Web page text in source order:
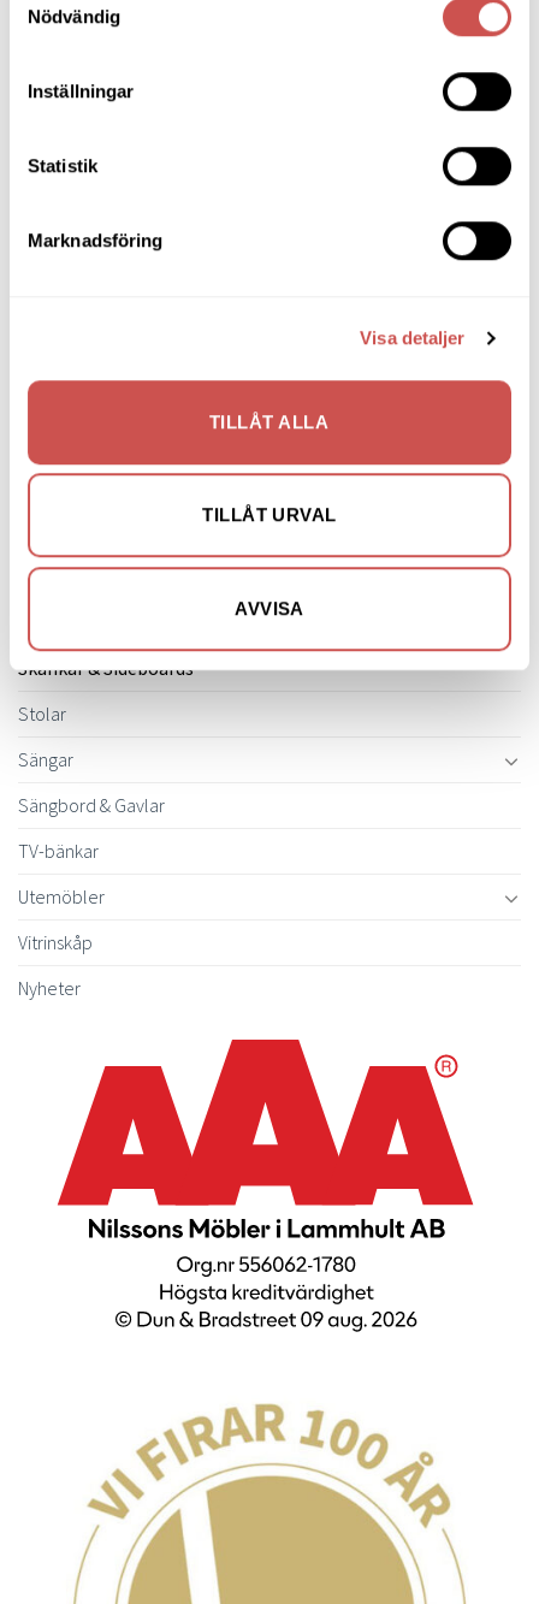
Nödvändig
Inställningar
Statistik
Marknadsföring
Visa detaljer
TILLÅT ALLA
TILLÅT URVAL
AVVISA
Bänkar & Pallar
Inredning
Matbord & Köksbord
Möbelvård
Prissänkta utställningsmöbler
Soffor
Skänkar & Sideboards
Stolar
Sängar
Sängbord & Gavlar
TV-bänkar
Utemöbler
Vitrinskåp
Nyheter